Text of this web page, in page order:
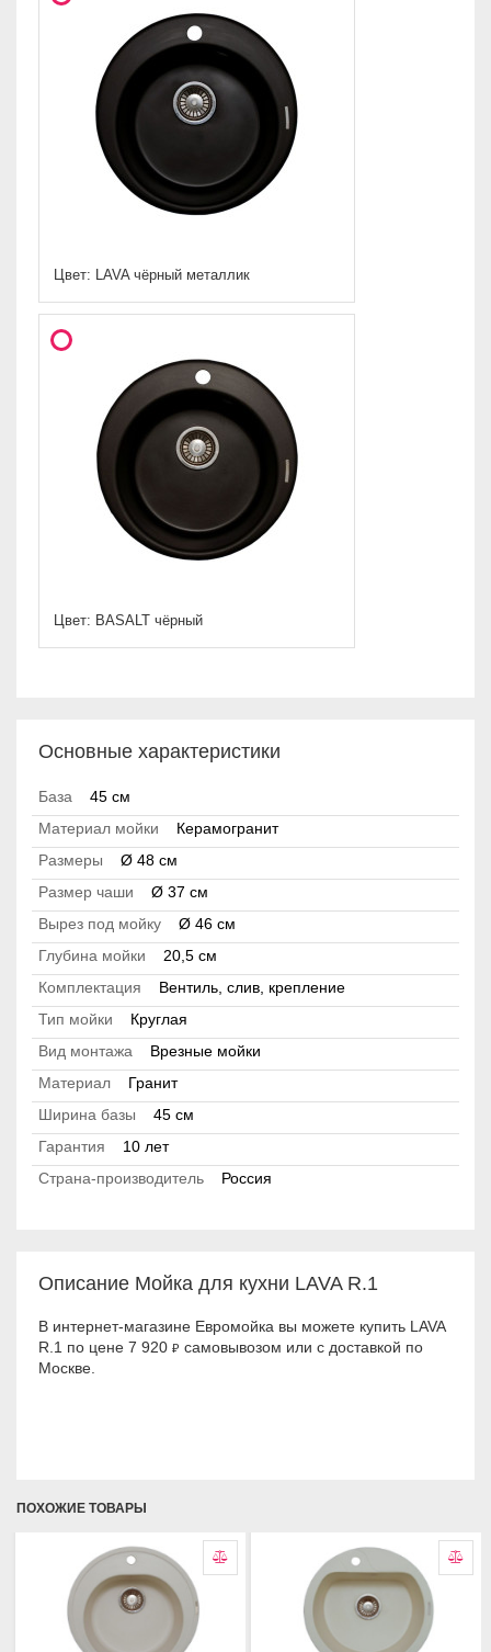
Цвет: LAVA чёрный металлик
Цвет: BASALT чёрный
Основные характеристики
База
45 см
Материал мойки
Керамогранит
Размеры
Ø 48 см
Размер чаши
Ø 37 см
Вырез под мойку
Ø 46 см
Глубина мойки
20,5 см
Комплектация
Вентиль, слив, крепление
Тип мойки
Круглая
Вид монтажа
Врезные мойки
Материал
Гранит
Ширина базы
45 см
Гарантия
10 лет
Страна-производитель
Россия
Описание Мойка для кухни LAVA R.1
В интернет-магазине Евромойка вы можете купить LAVA
R.1 по цене 7 920 ₽ самовывозом или с доставкой по
Москве.
ПОХОЖИЕ ТОВАРЫ